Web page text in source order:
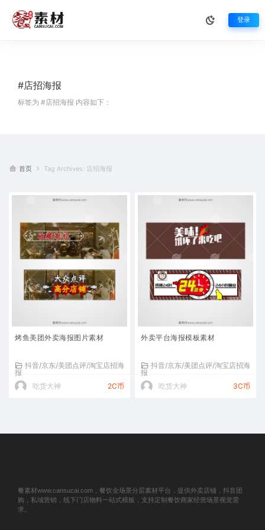
登录
#店招海报
标签为 #店招海报 内容如下：
首页 Tag Archives: 店招海报
烤鱼美团外卖海报图片素材
抖音/京东/美团点评/淘宝店招海
报
吃货大神
2C币
外卖平台海报模板素材
抖音/京东/美团点评/淘宝店招海
报
吃货大神
3C币
餐素材www.cansucai.com，餐饮全场景分层素材平台，提供外卖店铺，抖音团
购，私域营销，线下门店物料一站式模板，支持定制餐饮商家经营场景视觉需
求。